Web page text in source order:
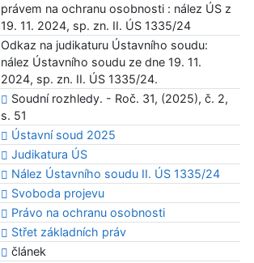
právem na ochranu osobnosti : nález ÚS z
19. 11. 2024, sp. zn. II. ÚS 1335/24
Odkaz na judikaturu Ústavního soudu:
nález Ústavního soudu ze dne 19. 11.
2024, sp. zn. II. ÚS 1335/24.
Soudní rozhledy. - Roč. 31, (2025), č. 2,
s. 51
Ústavní soud 2025
Judikatura ÚS
Nález Ústavního soudu II. ÚS 1335/24
Svoboda projevu
Právo na ochranu osobnosti
Střet základních práv
článek